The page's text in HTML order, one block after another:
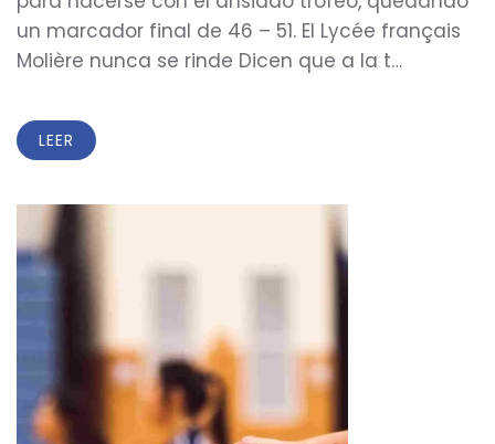
un marcador final de 46 – 51. El Lycée français
Molière nunca se rinde Dicen que a la t…
LEER